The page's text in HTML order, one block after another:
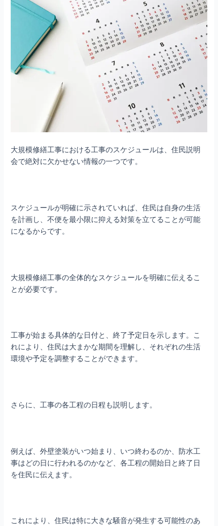
大規模修繕工事における工事のスケジュールは、住民説明
会で絶対に欠かせない情報の一つです。
スケジュールが明確に示されていれば、住民は自身の生活
を計画し、不便を最小限に抑える対策を立てることが可能
になるからです。
大規模修繕工事の全体的なスケジュールを明確に伝えるこ
とが必要です。
工事が始まる具体的な日付と、終了予定日を示します。こ
れにより、住民は大まかな期間を理解し、それぞれの生活
環境や予定を調整することができます。
さらに、工事の各工程の日程も説明します。
例えば、外壁塗装がいつ始まり、いつ終わるのか、防水工
事はどの日に行われるのかなど、各工程の開始日と終了日
を住民に伝えます。
これにより、住民は特に大きな騒音が発生する可能性のあ